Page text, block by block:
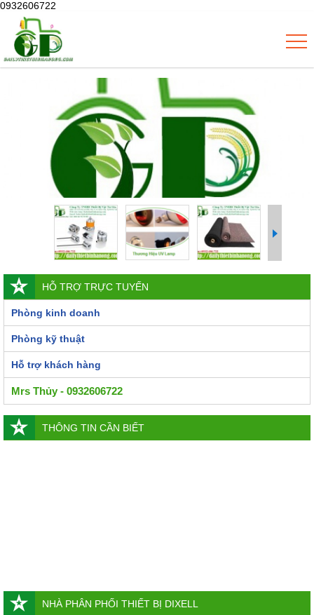
0932606722
HỖ TRỢ TRỰC TUYẾN
Phòng kinh doanh
Phòng kỹ thuật
Hỗ trợ khách hàng
Mrs Thủy - 0932606722
THÔNG TIN CẦN BIẾT
NHÀ PHÂN PHỐI THIẾT BỊ DIXELL